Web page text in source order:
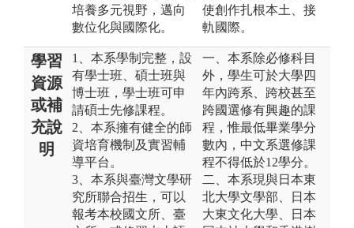
培養多元視野，邁向
數位化與國際化。
使創作扎根本土、接
軌國際。
學習
資源
或補
充說
明
1、本系學制完整，設
有學士班、碩士班與
博士班，學士班可申
請碩士先修課程。
2、本系擁有健全的師
資培育機制及實習輔
導平台。
3、本系與臺灣文學研
究所聯合招生，可以
報考本校國文所、臺
一、本系除必修科目
外，學生可於大學四
年內跨系、跨校甚至
跨國選修有興趣的課
程，惟最低畢業學分
數內，中文系選修課
程不得低於12學分。
二、本系現與日本東
北大學文學部、日本
大東文化大學、日本